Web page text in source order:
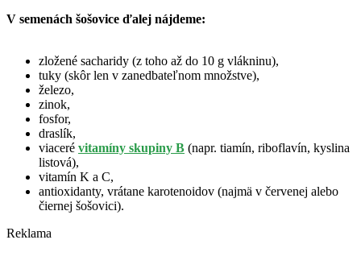
V semenách šošovice ďalej nájdeme:
zložené sacharidy (z toho až do 10 g vlákninu),
tuky (skôr len v zanedbateľnom množstve),
železo,
zinok,
fosfor,
draslík,
viaceré vitamíny skupiny B (napr. tiamín, riboflavín, kyslina
listová),
vitamín K a C,
antioxidanty, vrátane karotenoidov (najmä v červenej alebo
čiernej šošovici).
Reklama